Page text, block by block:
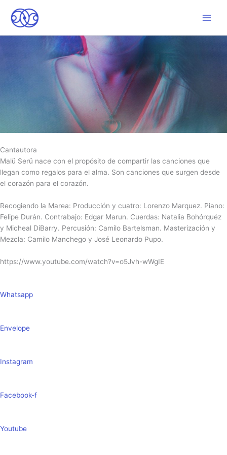
contenido
Cantautora
Malü Serü nace con el propósito de compartir las canciones que
llegan como regalos para el alma. Son canciones que surgen desde
el corazón para el corazón.
Recogiendo la Marea: Producción y cuatro: Lorenzo Marquez. Piano:
Felipe Durán. Contrabajo: Edgar Marun. Cuerdas: Natalia Bohórquéz
y Micheal DiBarry. Percusión: Camilo Bartelsman. Masterización y
Mezcla: Camilo Manchego y José Leonardo Pupo.
https://www.youtube.com/watch?v=o5Jvh-wWgIE
Whatsapp
Envelope
Instagram
Facebook-f
Youtube